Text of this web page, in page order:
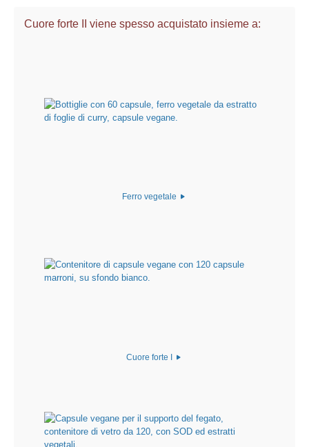
Cuore forte II viene spesso acquistato insieme a:
Ferro vegetale
Cuore forte I